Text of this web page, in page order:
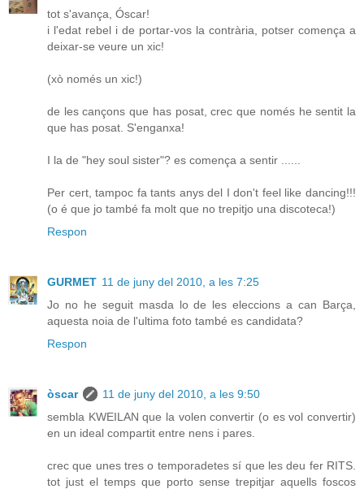
tot s'avança, Óscar!
i l'edat rebel i de portar-vos la contrària, potser comença a
deixar-se veure un xic!
(xò només un xic!)
de les cançons que has posat, crec que només he sentit la
que has posat. S'enganxa!
I la de "hey soul sister"? es comença a sentir ......
Per cert, tampoc fa tants anys del I don't feel like dancing!!!
(o é que jo també fa molt que no trepitjo una discoteca!)
Respon
GURMET 11 de juny del 2010, a les 7:25
Jo no he seguit masda lo de les eleccions a can Barça,
aquesta noia de l'ultima foto també es candidata?
Respon
òscar
11 de juny del 2010, a les 9:50
sembla KWEILAN que la volen convertir (o es vol convertir)
en un ideal compartit entre nens i pares.
crec que unes tres o temporadetes sí que les deu fer RITS.
tot just el temps que porto sense trepitjar aquells foscos